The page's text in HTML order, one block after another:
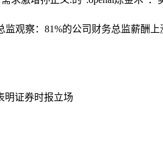
观察：81%的公司财务总监薪酬
明证券时报立场